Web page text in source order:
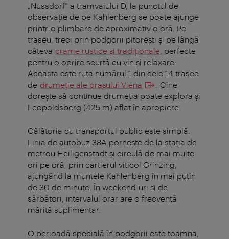
„Nussdorf” a tramvaiului D, la punctul de
observaţie de pe Kahlenberg se poate ajunge
printr-o plimbare de aproximativ o oră. Pe
traseu, treci prin podgorii pitorești și pe lângă
câteva crame rustice și tradiționale , perfecte
pentru o oprire scurtă cu vin și relaxare.
Aceasta este ruta numărul 1 din cele 14 trasee
de drumeție ale orașului Viena
. Cine
dorește să continue drumeția poate explora și
Leopoldsberg (425 m) aflat în apropiere.
Călătoria cu transportul public este simplă.
Linia de autobuz 38A pornește de la stația de
metrou Heiligenstadt și circulă de mai multe
ori pe oră, prin cartierul viticol Grinzing,
ajungând la muntele Kahlenberg în mai puțin
de 30 de minute. În weekend-uri și de
sărbători, intervalul orar are o frecvență
mărită suplimentar.
O perioadă specială în podgorii este toamna,